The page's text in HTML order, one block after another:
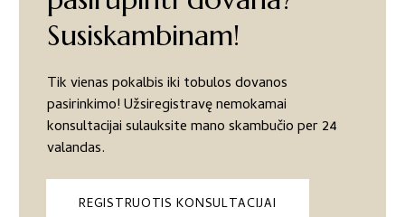
Susiskambinam!
Tik vienas pokalbis iki tobulos dovanos
pasirinkimo! Užsiregistravę nemokamai
konsultacijai sulauksite mano skambučio per 24
valandas.
REGISTRUOTIS KONSULTACIJAI